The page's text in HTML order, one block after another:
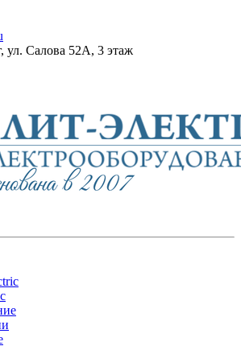
ул. Салова 52А, 3 этаж